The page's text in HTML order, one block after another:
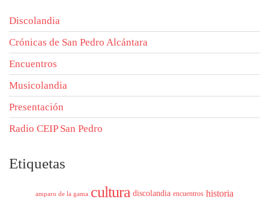
Discolandia
Crónicas de San Pedro Alcántara
Encuentros
Musicolandia
Presentación
Radio CEIP San Pedro
Etiquetas
amparo de la gama cultura discolandia encuentros historia